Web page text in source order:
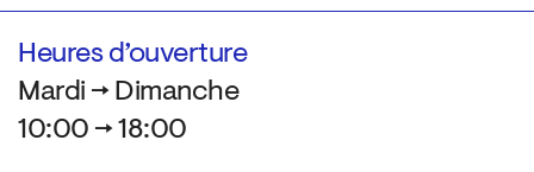
Heures d’ouverture
Mardi → Dimanche
10:00 → 18:00